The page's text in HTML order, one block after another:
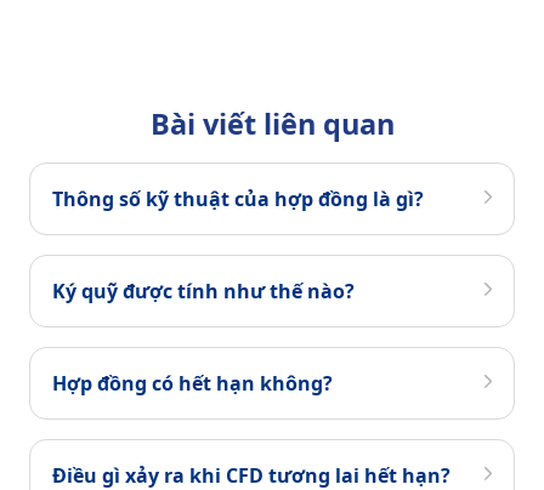
Bài viết liên quan
Thông số kỹ thuật của hợp đồng là gì?
Ký quỹ được tính như thế nào?
Hợp đồng có hết hạn không?
Điều gì xảy ra khi CFD tương lai hết hạn?